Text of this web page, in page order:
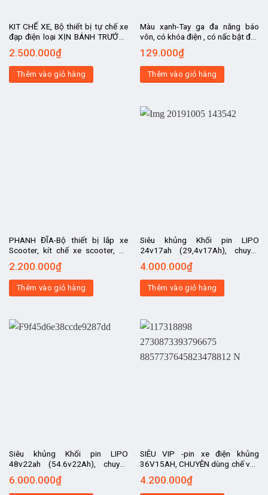
KIT CHẾ XE, Bộ thiết bị tự chế xe
đạp điện loại XỊN BÁNH TRƯỚC ,
KHÔNG CÓ ACQUY- động cơ chế
xe Sanyo Nhật MỚI, tốc độ 25-
30km.h
2.500.000₫
Thêm vào giỏ hàng
Màu xanh-Tay ga đa năng báo
vôn, có khóa điện , có nấc bật đèn
chiếu sáng, dùng cho tất cả các
loại điện áp.
129.000₫
Thêm vào giỏ hàng
PHANH ĐĨA-Bộ thiết bị lắp xe
Scooter, kít chế xe scooter, kit
chế xe lăn điện, kit chế xe điện
chở hàng, chế xe đạp điện
2.200.000₫
Thêm vào giỏ hàng
Siêu khủng Khối pin LIPO
24v17ah (29,4v17Ah), chuyên
dùng cho xe đạp điện, xe điện
24v các loại
4.000.000₫
Thêm vào giỏ hàng
Siêu khủng Khối pin LIPO
48v22ah (54.6v22Ah), chuyên
dùng xe máy điện 48v các loại,
kèm sạc pin tự ngắt
6.000.000₫
SIÊU VIP -pin xe điện khủng
36V15AH, CHUYÊN dùng chế vào
xe thể thao, xe địa hình thành xe
điện, siêu bền.
4.200.000₫